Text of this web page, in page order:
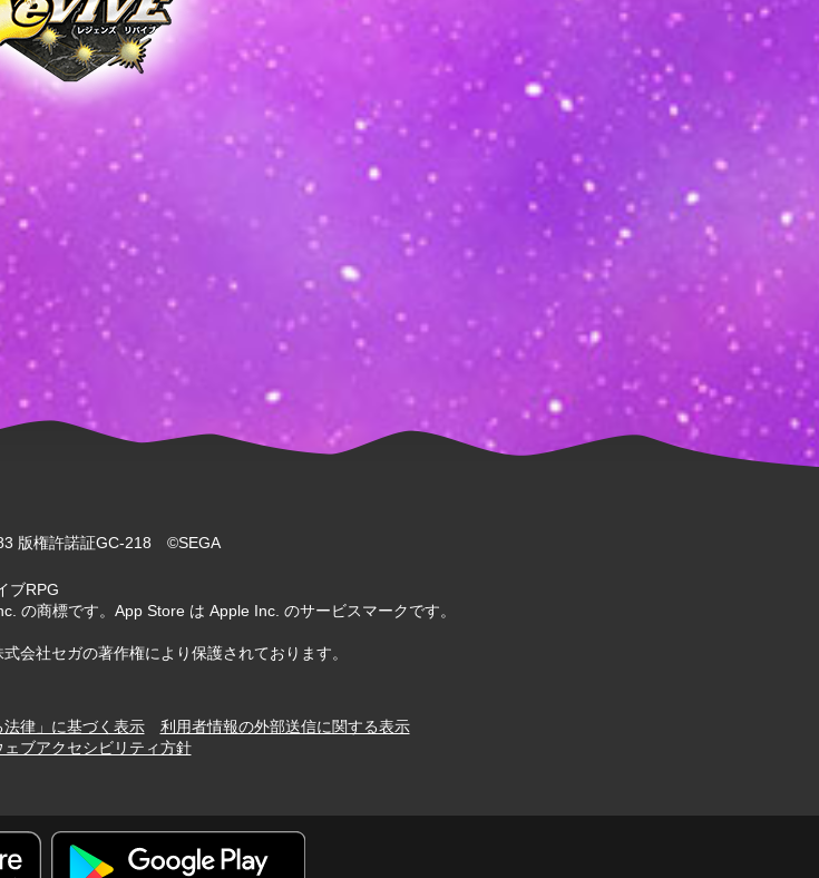
版権許諾証GC-218 ©SEGA
ブRPG
の商標です。App Store は Apple Inc. のサービスマークです。
会社セガの著作権により保護されております。
法律」に基づく表示
利用者情報の外部送信に関する表示
ェブアクセシビリティ方針